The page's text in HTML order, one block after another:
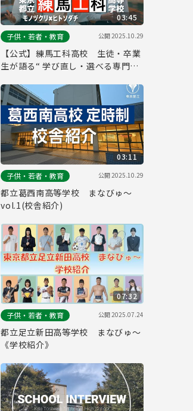
03:45
子供・若者・教育
公開2025.10.29
【公式】練馬工科高校 生徒・卒業
生が語る“ 学び直し・選べる専門・
03:11
子供・若者・教育
公開2025.10.29
都立葛西南高等学校 まなびゅ～
vol.1(校舎紹介)
07:32
子供・若者・教育
公開2025.07.24
都立足立新田高等学校 まなびゅ～
《学校紹介》